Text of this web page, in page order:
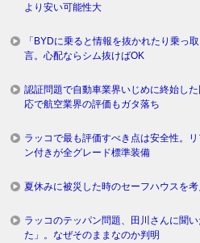
より安い可能性大
「BYDに乗ると情報を抜かれたり乗っ
言。心配ならシム抜けばOK
認証問題で自動車業界いじめに終始し
応で航空業界の評価もガタ落ち
ラッコで最も評価すべき点は安全性。
ン付きが全グレード標準装備
夏休みに被災した時のセーフハウスを考
ラッコのテッパン問題、田川さんに聞
た」。なぜそのままなのか判明